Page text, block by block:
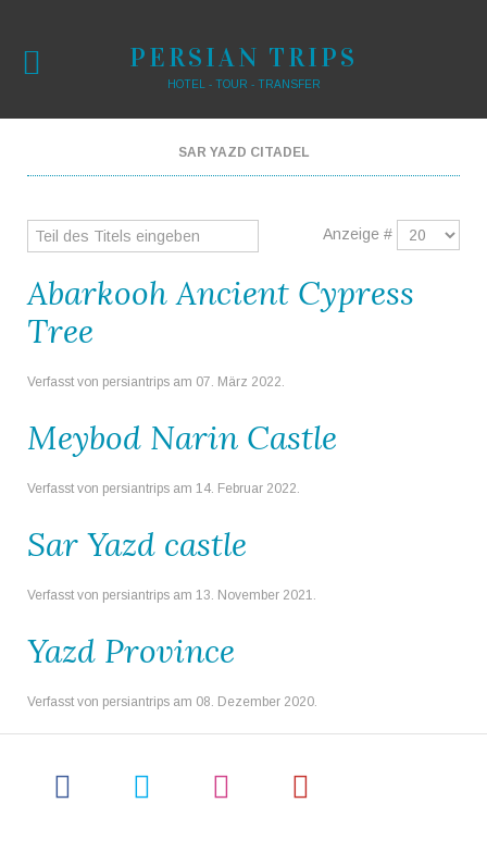
PERSIAN TRIPS
HOTEL - TOUR - TRANSFER
SAR YAZD CITADEL
Anzeige #
Abarkooh Ancient Cypress
Tree
Verfasst von persiantrips am 07. März 2022.
Meybod Narin Castle
Verfasst von persiantrips am 14. Februar 2022.
Sar Yazd castle
Verfasst von persiantrips am 13. November 2021.
Yazd Province
Verfasst von persiantrips am 08. Dezember 2020.